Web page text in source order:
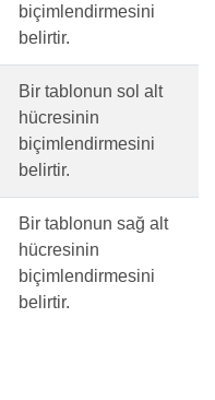
biçimlendirmesini
belirtir.
Bir tablonun sol alt
hücresinin
biçimlendirmesini
belirtir.
Bir tablonun sağ alt
hücresinin
biçimlendirmesini
belirtir.